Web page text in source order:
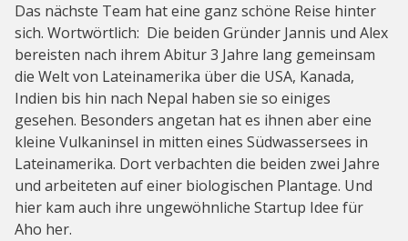
Das nächste Team hat eine ganz schöne Reise hinter
sich. Wortwörtlich: Die beiden Gründer Jannis und Alex
bereisten nach ihrem Abitur 3 Jahre lang gemeinsam
die Welt von Lateinamerika über die USA, Kanada,
Indien bis hin nach Nepal haben sie so einiges
gesehen. Besonders angetan hat es ihnen aber eine
kleine Vulkaninsel in mitten eines Südwassersees in
Lateinamerika. Dort verbachten die beiden zwei Jahre
und arbeiteten auf einer biologischen Plantage. Und
hier kam auch ihre ungewöhnliche Startup Idee für
Aho her.